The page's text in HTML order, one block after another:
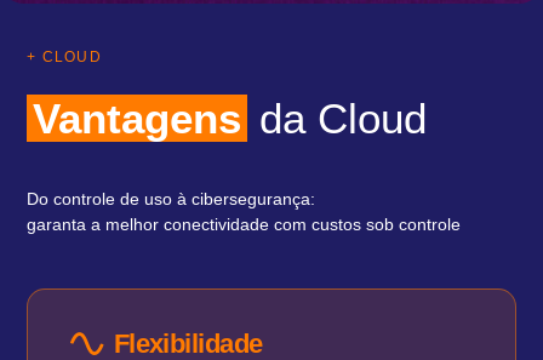
Flexibilidade
+ CLOUD
Vantagens da Cloud
Do controle de uso à cibersegurança:
garanta a melhor conectividade com custos sob controle